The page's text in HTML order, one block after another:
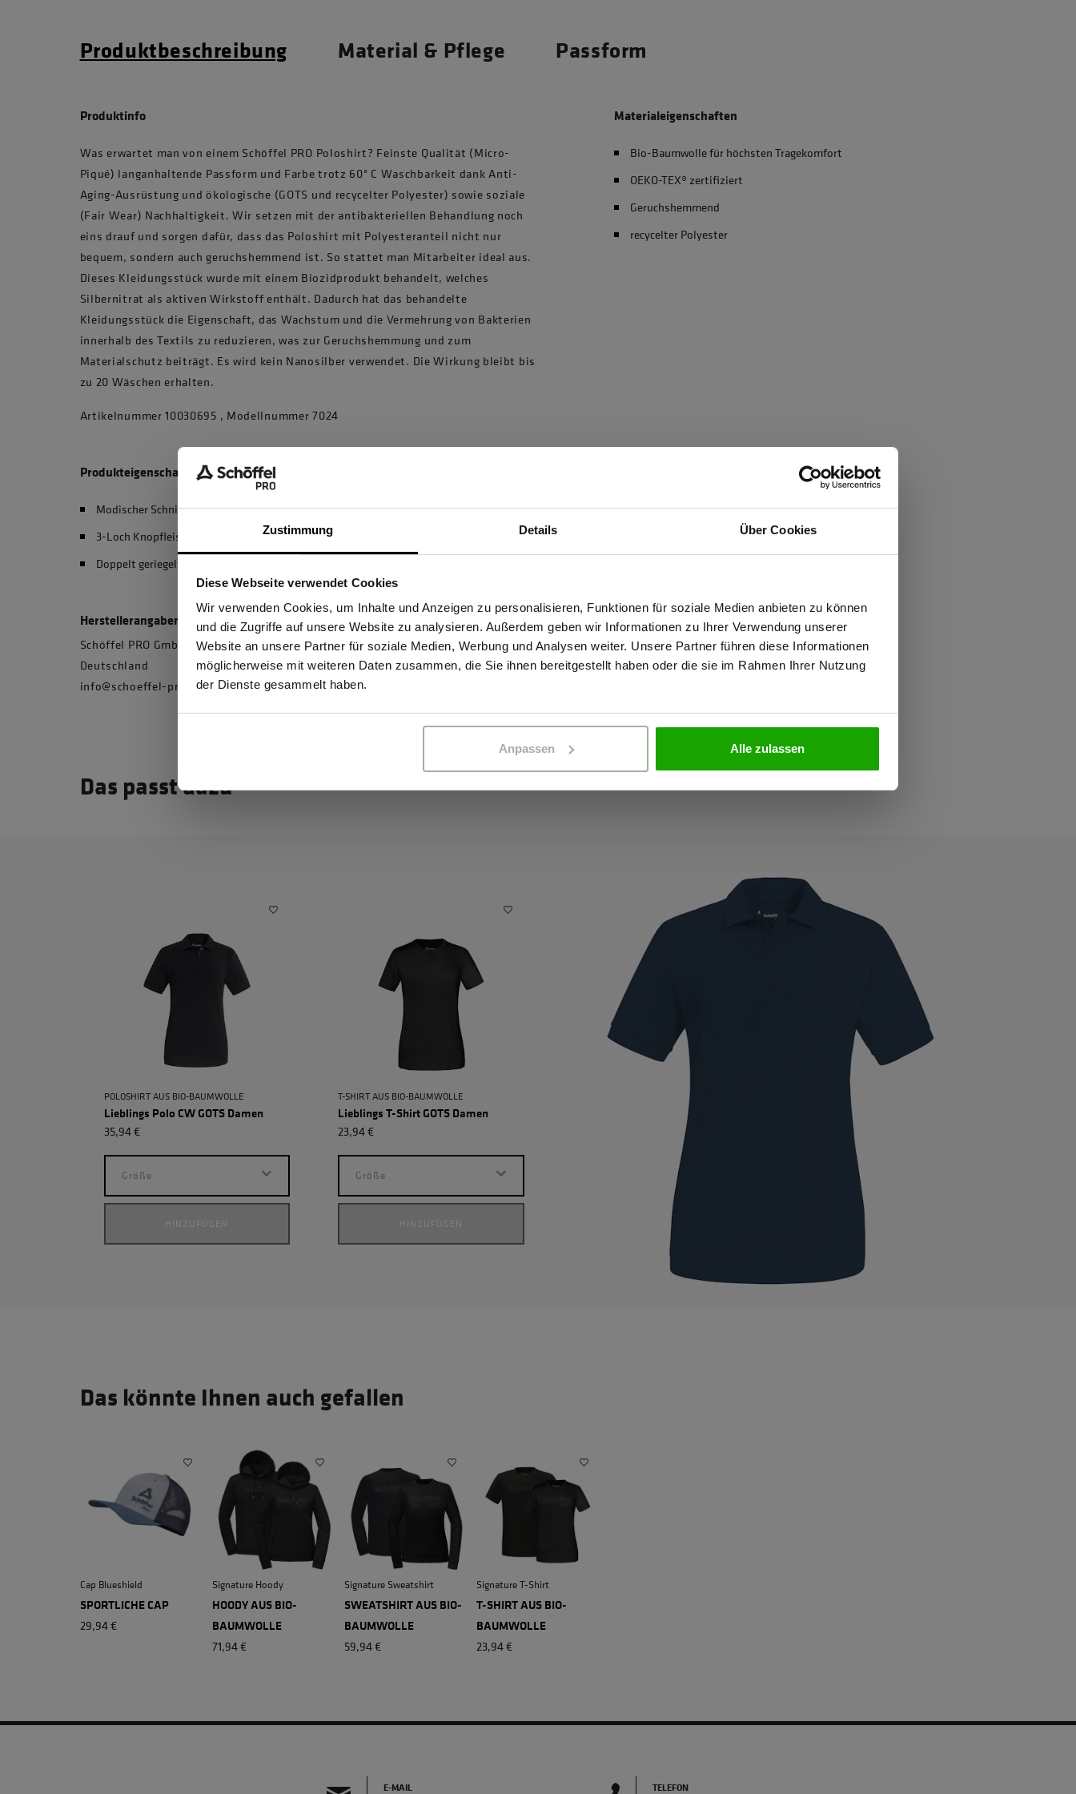
Zustimmung Details Über Cookies
Diese Webseite verwendet Cookies
Wir verwenden Cookies, um Inhalte und Anzeigen zu personalisieren, Funktionen für soziale Medien anbieten zu können
und die Zugriffe auf unsere Website zu analysieren. Außerdem geben wir Informationen zu Ihrer Verwendung unserer
Website an unsere Partner für soziale Medien, Werbung und Analysen weiter. Unsere Partner führen diese Informationen
möglicherweise mit weiteren Daten zusammen, die Sie ihnen bereitgestellt haben oder die sie im Rahmen Ihrer Nutzung
der Dienste gesammelt haben.
Anpassen Alle zulassen
Produktbeschreibung Material & Pflege Passform
Produktinfo
Was erwartet man von einem Schöffel PRO Poloshirt? Feinste Qualität (Micro-
Piqué) langanhaltende Passform und Farbe trotz 60° C Waschbarkeit dank Anti-
Aging-Ausrüstung und ökologische (GOTS und recycelter Polyester) sowie soziale
(Fair Wear) Nachhaltigkeit. Wir setzen mit der antibakteriellen Behandlung noch
eins drauf und sorgen dafür, dass das Poloshirt mit Polyesteranteil nicht nur
bequem, sondern auch geruchshemmend ist. So stattet man Mitarbeiter ideal aus.
Dieses Kleidungsstück wurde mit einem Biozidprodukt behandelt, welches
Silbernitrat als aktiven Wirkstoff enthält. Dadurch hat das behandelte
Kleidungsstück die Eigenschaft, das Wachstum und die Vermehrung von Bakterien
innerhalb des Textils zu reduzieren, was zur Geruchshemmung und zum
Materialschutz beiträgt. Es wird kein Nanosilber verwendet. Die Wirkung bleibt bis
zu 20 Wäschen erhalten.
Artikelnummer 10030695 , Modellnummer 7024
Produkteigenschaften
Modischer Schnitt
3-Loch Knopfleiste
Doppelt geriegelte Seitenschlitze
Herstellerangaben
Schöffel PRO GmbH, Albert-Einstein-Strasse 1, 86830 Schwabmünchen,
Deutschland
info@schoeffel-pro.com
Materialeigenschaften
Bio-Baumwolle für höchsten Tragekomfort
OEKO-TEX® zertifiziert
Geruchshemmend
recycelter Polyester
Das passt dazu
Lieblings Polo CW GOTS Damen
POLOSHIRT AUS BIO-BAUMWOLLE
35,94 €
Größe
HINZUFÜGEN
Lieblings T-Shirt GOTS Damen
T-SHIRT AUS BIO-BAUMWOLLE
23,94 €
Größe
HINZUFÜGEN
Das könnte Ihnen auch gefallen
Cap Blueshield
SPORTLICHE CAP
29,94 €
Signature Hoody
HOODY AUS BIO-
BAUMWOLLE
71,94 €
Signature Sweatshirt
SWEATSHIRT AUS BIO-
BAUMWOLLE
59,94 €
Signature T-Shirt
T-SHIRT AUS BIO-
BAUMWOLLE
23,94 €
E-MAIL TELEFON
Sind Sie Gewerbetreibender?
Ich bestätige, dass ich Gewerbetreibender bin. Alle Preise werden netto ausgewiesen.
GEWERBETREIBENDER PRIVATPERSON